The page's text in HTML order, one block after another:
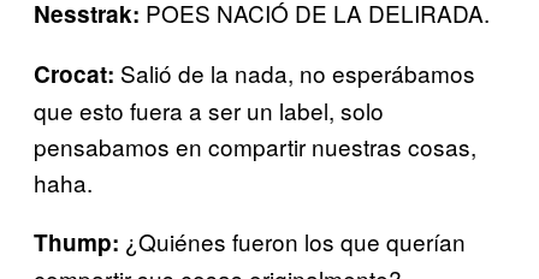
Nesstrak: POES NACIÓ DE LA DELIRADA.
Crocat: Salió de la nada, no esperábamos
que esto fuera a ser un label, solo
pensabamos en compartir nuestras cosas,
haha.
Thump: ¿Quiénes fueron los que querían